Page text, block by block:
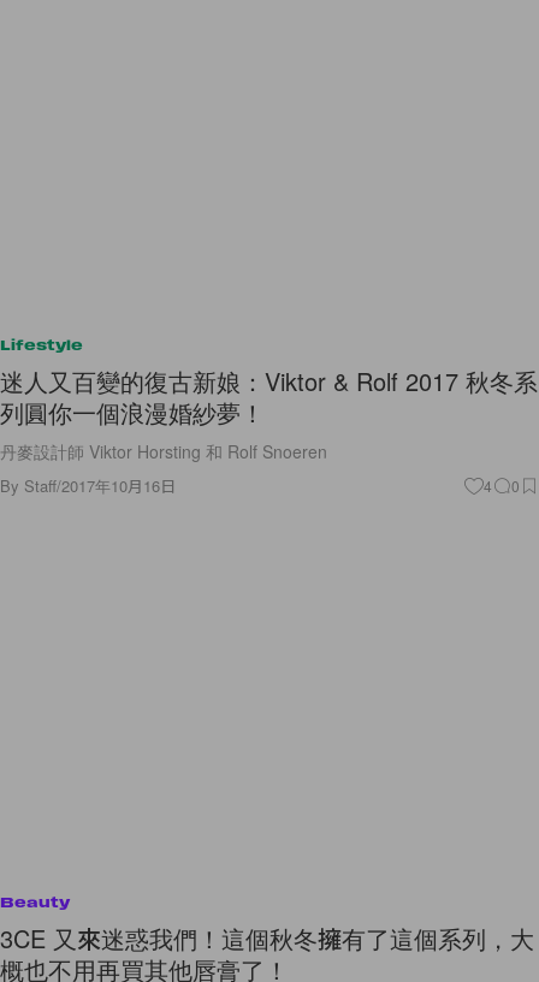
Lifestyle
迷人又百變的復古新娘：Viktor & Rolf 2017 秋冬系
列圓你一個浪漫婚紗夢！
丹麥設計師 Viktor Horsting 和 Rolf Snoeren
By Staff/2017年10月16日 4 0
Beauty
3CE 又來迷惑我們！這個秋冬擁有了這個系列，大
概也不用再買其他唇膏了！